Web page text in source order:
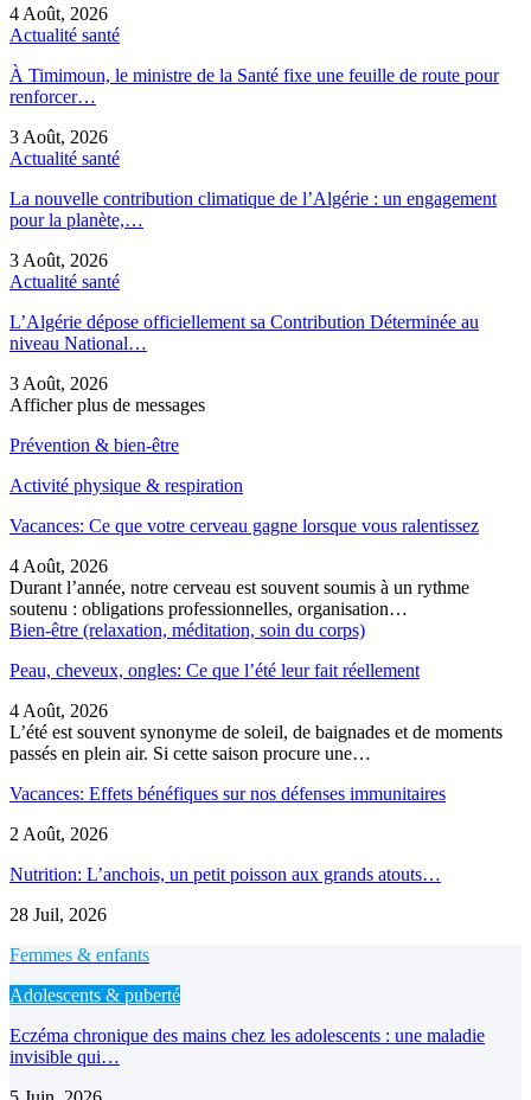
4 Août, 2026
Actualité santé
À Timimoun, le ministre de la Santé fixe une feuille de route pour
renforcer…
3 Août, 2026
Actualité santé
La nouvelle contribution climatique de l’Algérie : un engagement
pour la planète,…
3 Août, 2026
Actualité santé
L’Algérie dépose officiellement sa Contribution Déterminée au
niveau National…
3 Août, 2026
Afficher plus de messages
Prévention & bien-être
Activité physique & respiration
Vacances: Ce que votre cerveau gagne lorsque vous ralentissez
4 Août, 2026
Durant l’année, notre cerveau est souvent soumis à un rythme
soutenu : obligations professionnelles, organisation…
Bien-être (relaxation, méditation, soin du corps)
Peau, cheveux, ongles: Ce que l’été leur fait réellement
4 Août, 2026
L’été est souvent synonyme de soleil, de baignades et de moments
passés en plein air. Si cette saison procure une…
Vacances: Effets bénéfiques sur nos défenses immunitaires
2 Août, 2026
Nutrition: L’anchois, un petit poisson aux grands atouts…
28 Juil, 2026
Femmes & enfants
Adolescents & puberté
Eczéma chronique des mains chez les adolescents : une maladie
invisible qui…